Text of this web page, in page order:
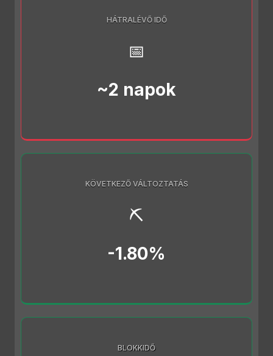
HÁTRALÉVŐ IDŐ
📅
~2 napok
KÖVETKEZŐ VÁLTOZTATÁS
⛏️
-1.80%
BLOKKIDŐ